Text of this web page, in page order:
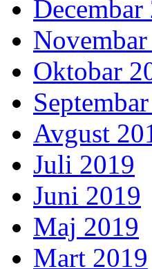
Decembar
Oktobar
Avgust
Juli 2019
Juni 2019
Maj 2019
Mart 2019